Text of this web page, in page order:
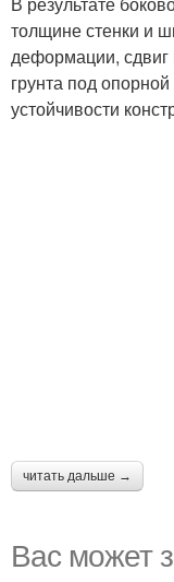
толщине стенки и
деформации,
грунта под
устойчивости
читать дальше →
Вас может